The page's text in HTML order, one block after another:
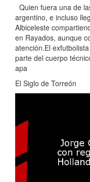
Quien fuera una de
argentino, e incluso
Albiceleste
en Rayados, aunque
atención.El
parte del cuerpo
apa
El Siglo de Torreón